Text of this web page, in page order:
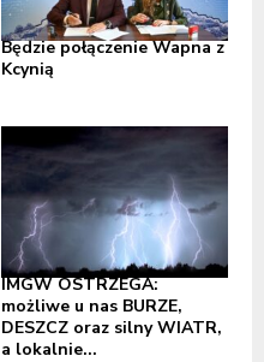
Będzie połączenie Wapna z
Kcynią
IMGW OSTRZEGA:
możliwe u nas BURZE,
DESZCZ oraz silny WIATR,
a lokalnie...